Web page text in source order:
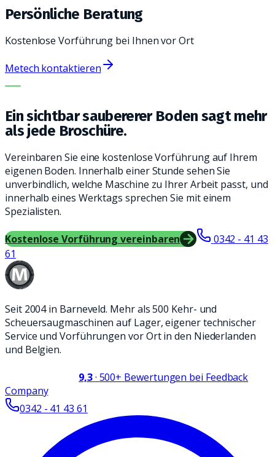
Persönliche Beratung
Kostenlose Vorführung bei Ihnen vor Ort
Metech kontaktieren
DIE RICHTIGE MASCHINE. DER BESTE SERVICE.
Ein sichtbar saubererer Boden sagt mehr
als jede Broschüre.
Vereinbaren Sie eine kostenlose Vorführung auf Ihrem
eigenen Boden. Innerhalb einer Stunde sehen Sie
unverbindlich, welche Maschine zu Ihrer Arbeit passt, und
innerhalb eines Werktags sprechen Sie mit einem
Spezialisten.
Kostenlose Vorführung vereinbaren
0342 - 41 43
61
Seit 2004 in Barneveld. Mehr als 500 Kehr- und
Scheuersaugmaschinen auf Lager, eigener technischer
Service und Vorführungen vor Ort in den Niederlanden
und Belgien.
9,3· 500+ Bewertungen bei Feedback
Company
0342 - 41 43 61